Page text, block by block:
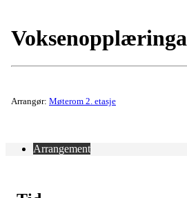
Voksenopplæringa
Arrangør: Møterom 2. etasje
Arrangement